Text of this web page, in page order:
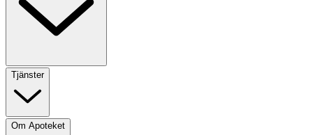
Tjänster
Om Apoteket